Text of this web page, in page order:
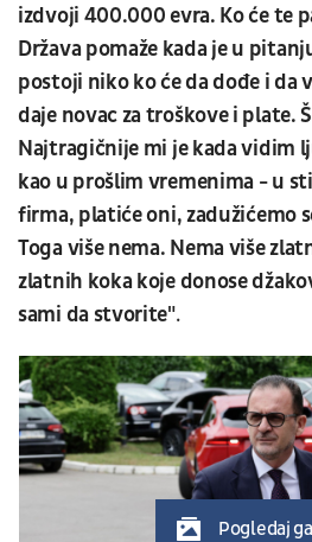
izdvoji 400.000 evra. Ko će te
Država pomaže kada je u
postoji niko ko će da dođe i da
daje novac za troškove i plate.
Najtragičnije mi je kada vidim
kao u prošlim vremenima - u
firma, platiće oni, zadužićemo
Toga više nema. Nema više
zlatnih koka koje donose
sami da stvorite".
Pogledaj